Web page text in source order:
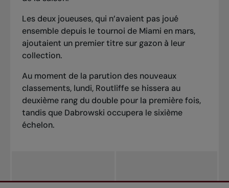
Les deux joueuses, qui n’avaient pas joué
ensemble depuis le tournoi de Miami en mars,
ajoutaient un premier titre sur gazon à leur
collection.
Au moment de la parution des nouveaux
classements, lundi, Routliffe se hissera au
deuxième rang du double pour la première fois,
tandis que Dabrowski occupera le sixième
échelon.